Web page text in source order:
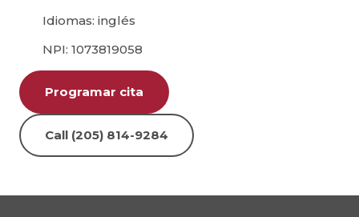
Idiomas: inglés
NPI: 1073819058
Programar cita
Call (205) 814-9284